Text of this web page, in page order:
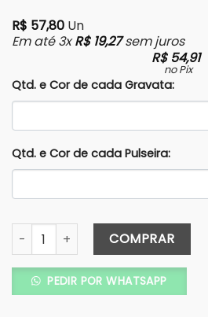
R$ 57,80 Un
Em até 3xR$19,27sem juros
R$54,91
no Pix
Qtd. e Cor de cada Gravata:
Qtd. e Cor de cada Pulseira:
Kit Gravata e Pulseira - Várias
COMPRAR
PEDIR POR WHATSAPP